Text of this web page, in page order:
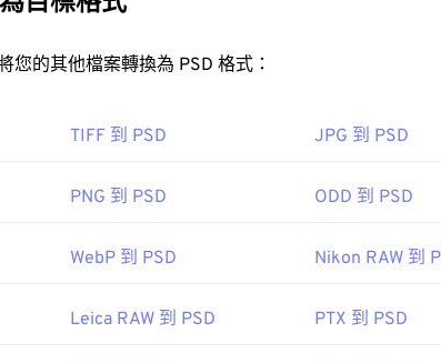
換 DNG 文件，包括前面提到的 Adobe 產品。在
案。
，因此不易傳輸、儲存或共用。為了解決這個問題，
換為 JPEG
有損
FreeConvert.com 可以將您的其他檔案轉換為 PSD 格式：
TIFF 到 PSD JPG 到 PSD
PNG 到 PSD ODD 到 PSD
WebP 到 PSD Nikon RAW 到
Leica RAW 到 PSD PTX 到 PSD